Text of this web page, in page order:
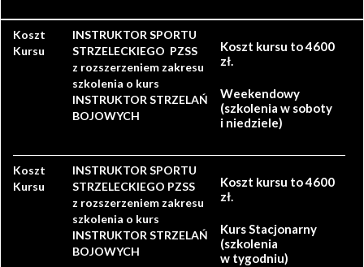
Koszt
Kursu
INSTRUKTOR SPORTU
STRZELECKIEGO PZSS
z rozszerzeniem zakresu
szkolenia o kurs
INSTRUKTOR STRZELAŃ
BOJOWYCH
Koszt kursu to 4600
zł.
Weekendowy
(szkolenia w soboty
i niedziele)
Koszt
Kursu
INSTRUKTOR SPORTU
STRZELECKIEGO PZSS
z rozszerzeniem zakresu
szkolenia o kurs
INSTRUKTOR STRZELAŃ
BOJOWYCH
Koszt kursu to 4600
zł.
Kurs Stacjonarny
(szkolenia
w tygodniu)